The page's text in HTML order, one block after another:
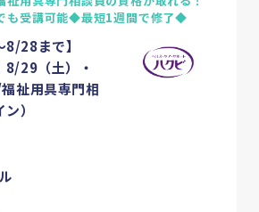
も受講可能◆最短1週間で修了◆
8/28まで】
8/29（土）・
祉用具専門相
）